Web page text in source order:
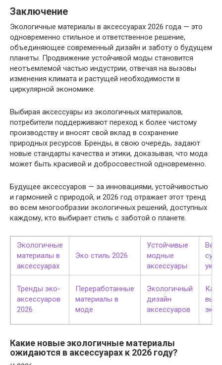
Заключение
Экологичные материалы в аксессуарах 2026 года — это
одновременно стильное и ответственное решение,
объединяющее современный дизайн и заботу о будущем
планеты. Продвижение устойчивой моды становится
неотъемлемой частью индустрии, отвечая на вызовы
изменения климата и растущей необходимости в
циркулярной экономике.
Выбирая аксессуары из экологичных материалов,
потребители поддерживают переход к более чистому
производству и вносят свой вклад в сохранение
природных ресурсов. Бренды, в свою очередь, задают
новые стандарты качества и этики, доказывая, что мода
может быть красивой и добросовестной одновременно.
Будущее аксессуаров — за инновациями, устойчивостью
и гармонией с природой, и 2026 год отражает этот тренд
во всем многообразии экологичных решений, доступных
каждому, кто выбирает стиль с заботой о планете.
Экологичные
материалы в
аксессуарах
Эко стиль 2026
Устойчивые
модные
аксессуары
Тренды эко-
аксессуаров
2026
Переработанные
материалы в
моде
Экологичный
дизайн
аксессуаров
Как
эко-
Какие новые экологичные материалы
ожидаются в аксессуарах к 2026 году?